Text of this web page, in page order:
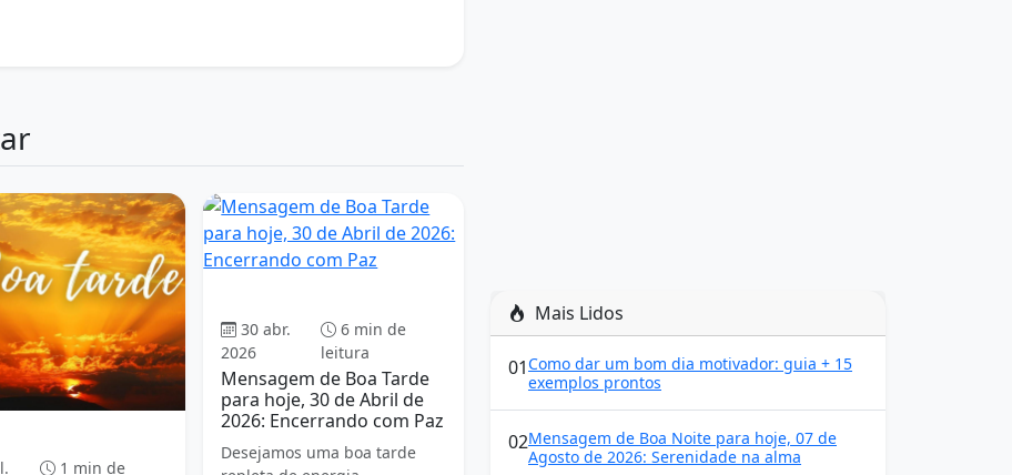
1 min de
30 abr.
2026
6 min de
leitura
Mensagem de Boa Tarde
para hoje, 30 de Abril de
2026: Encerrando com Paz
Desejamos uma boa tarde
Mais Lidos
01Como dar um bom dia motivador: guia + 15
exemplos prontos
02Mensagem de Boa Noite para hoje, 07 de
Agosto de 2026: Serenidade na alma